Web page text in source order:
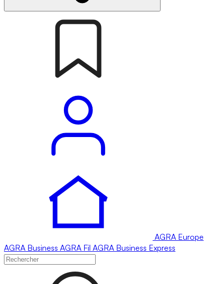
AGRA Europe
AGRA Business AGRA Fil AGRA Business Express